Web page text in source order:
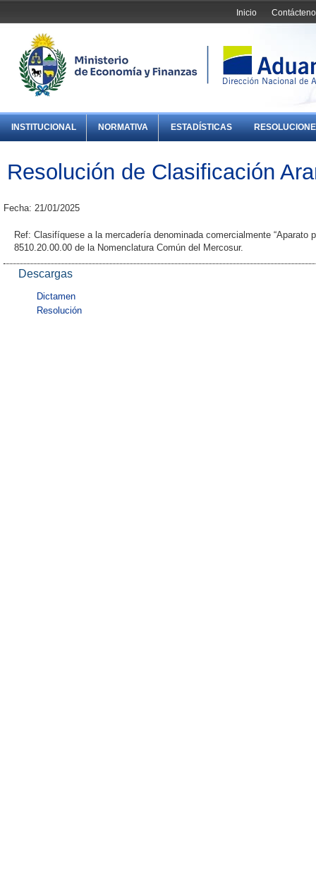
Inicio
INSTITUCIONAL NORMATIVA ESTADÍSTICAS
Resolución de Clasificación
Fecha: 21/01/2025
Ref: Clasifíquese a la mercadería denominada comercialmente “Aparato
8510.20.00.00 de la Nomenclatura Común del Mercosur.
Descargas
Dictamen
Resolución